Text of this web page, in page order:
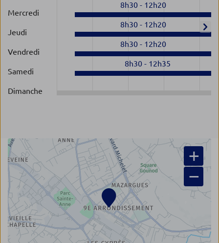
Mercredi
8h30- 12h20
Jeudi
8h30- 12h20
Vendredi
8h30- 12h20
Samedi
8h30 - 12h35
Dimanche
+
−